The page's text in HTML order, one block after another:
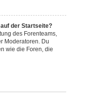
der Startseite?
des Forenteams,
Moderatoren. Du
wie die Foren, die